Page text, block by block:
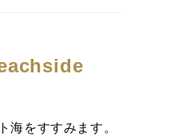
をすすみます。